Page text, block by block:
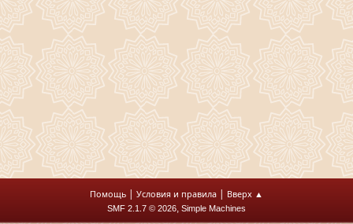
Помощь | Условия и правила | Вверх ▲
SMF 2.1.7 © 2026, Simple Machines